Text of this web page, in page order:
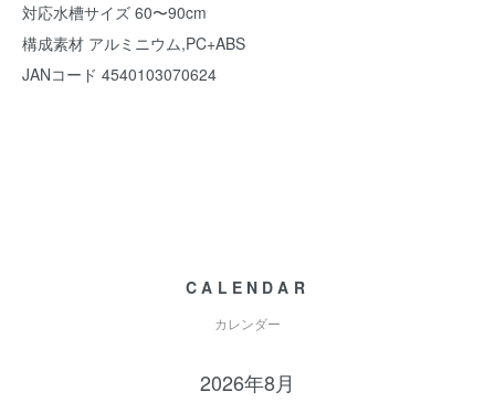
対応水槽サイズ 60〜90cm
構成素材 アルミニウム,PC+ABS
JANコード 4540103070624
CALENDAR
カレンダー
2026年8月